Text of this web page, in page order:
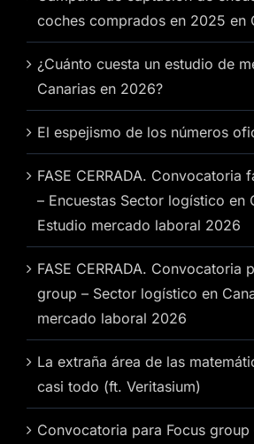
coches comprados en 2025 en
¿Cuánto cuesta un estudio de
Canarias en 2026?
El espejismo de los números
FASE CERRADA. Convocatoria
– Encuestas Sector logístico en
Estudio mercado laboral 2026
FASE CERRADA. Convocatoria
group – Sector logístico en
mercado laboral 2026
La extraña área de las
casi todo (ft. Veritasium)
Convocatoria para Focus group